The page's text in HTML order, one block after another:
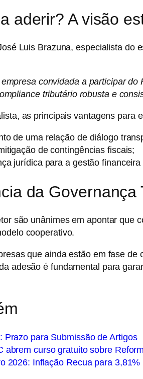
aderir? A visão
Luis Brazuna, especialista do
empresa convidada a participar
tributáriorobusta e
as principais vantagens para
de uma relação de diálogo
de contingências fiscais;
jurídicapara a gestão financeira
da Governança
são unânimes em apontar que
cooperativo.
que ainda estão em fase
adesão é fundamental para
Prazo para Submissão de Artigos
abrem curso gratuito sobre
2026: Inflação Recua para 3,81%